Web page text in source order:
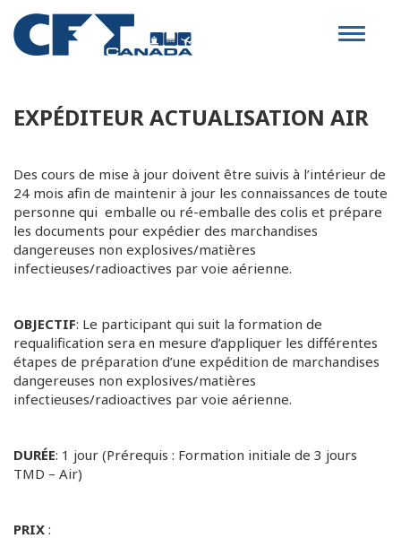
Toggle
EXPÉDITEUR ACTUALISATION AIR
Des cours de mise à jour doivent être suivis à l’intérieur de
24 mois afin de maintenir à jour les connaissances de toute
personne qui emballe ou ré-emballe des colis et prépare
les documents pour expédier des marchandises
dangereuses non explosives/matières
infectieuses/radioactives par voie aérienne.
OBJECTIF: Le participant qui suit la formation de
requalification sera en mesure d’appliquer les différentes
étapes de préparation d’une expédition de marchandises
dangereuses non explosives/matières
infectieuses/radioactives par voie aérienne.
DURÉE: 1 jour (Prérequis : Formation initiale de 3 jours
TMD – Air)
PRIX :